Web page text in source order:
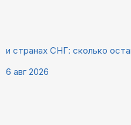
и странах СНГ: сколько
6 авг 2026